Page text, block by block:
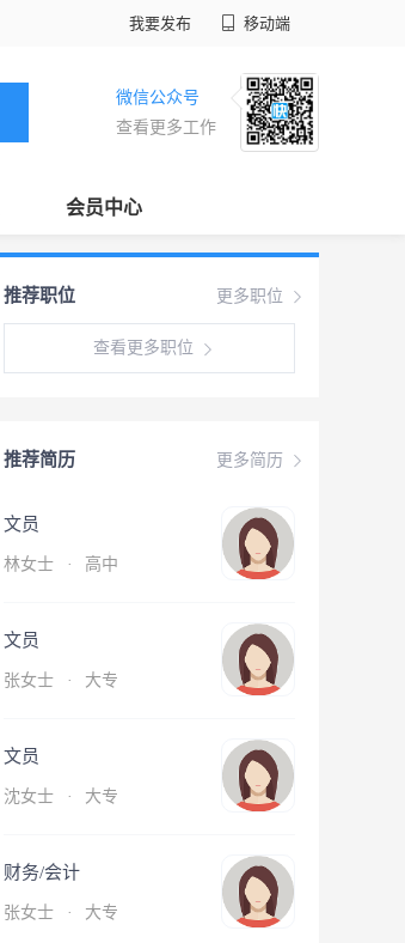
我要发布 移动端
微信公众号
查看更多工作
会员中心
更多职位
推荐职位
查看更多职位
更多简历
推荐简历
文员
林女士 · 高中
文员
张女士 · 大专
文员
沈女士 · 大专
财务/会计
张女士 · 大专